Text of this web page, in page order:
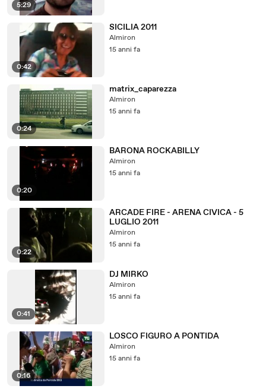
5:29
0:42
SICILIA 2011
Almiron
15 anni fa
0:24
matrix_caparezza
Almiron
15 anni fa
0:20
BARONA ROCKABILLY
Almiron
15 anni fa
0:22
ARCADE FIRE - ARENA CIVICA - 5
LUGLIO 2011
Almiron
15 anni fa
0:41
DJ MIRKO
Almiron
15 anni fa
0:16
LOSCO FIGURO A PONTIDA
Almiron
15 anni fa